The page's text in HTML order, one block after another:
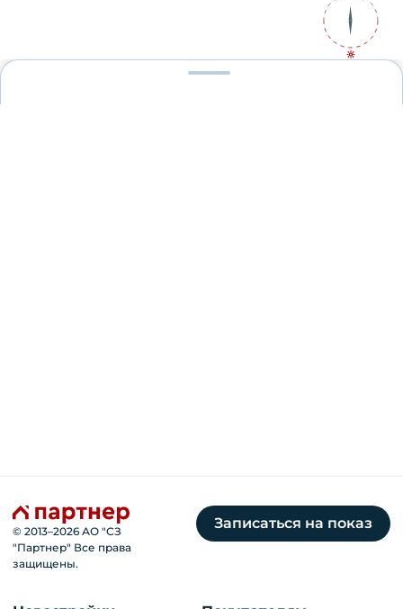
© 2013–2026 АО "СЗ
"Партнер" Все права
защищены.
Записаться на показ